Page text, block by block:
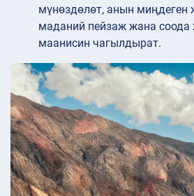
мүнөздөлөт, анын
маданий пейзаж жана соода
маанисин чагылдырат.